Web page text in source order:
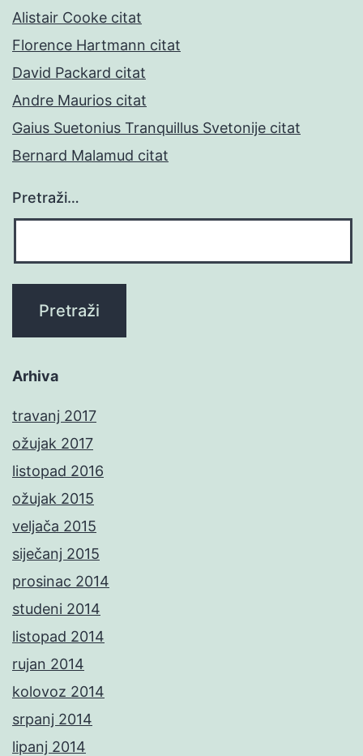
Alistair Cooke citat
Florence Hartmann citat
David Packard citat
Andre Maurios citat
Gaius Suetonius Tranquillus Svetonije citat
Bernard Malamud citat
Pretraži…
Arhiva
travanj 2017
ožujak 2017
listopad 2016
ožujak 2015
veljača 2015
siječanj 2015
prosinac 2014
studeni 2014
listopad 2014
rujan 2014
kolovoz 2014
srpanj 2014
lipanj 2014